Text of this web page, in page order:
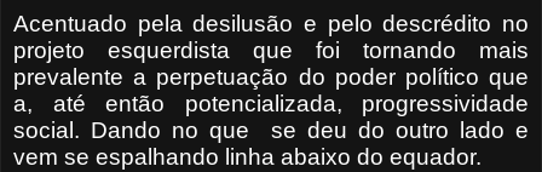
Acentuado pela desilusão e pelo descrédito no
projeto esquerdista que foi tornando mais
prevalente a perpetuação do poder político que
a, até então potencializada, progressividade
social. Dando no que se deu do outro lado e
vem se espalhando linha abaixo do equador.